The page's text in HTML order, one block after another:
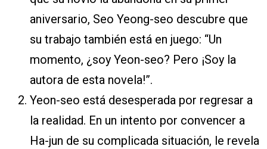
aniversario, Seo Yeong-seo descubre que
su trabajo también está en juego: “Un
momento, ¿soy Yeon-seo? Pero ¡Soy la
autora de esta novela!”.
Yeon-seo está desesperada por regresar a
la realidad. En un intento por convencer a
Ha-jun de su complicada situación, le revela